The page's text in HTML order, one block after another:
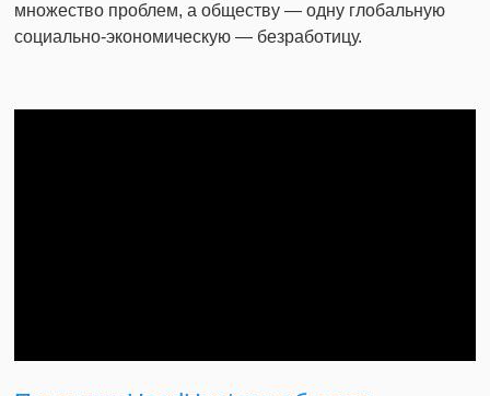
множество проблем, а обществу — одну глобальную
социально-экономическую — безработицу.